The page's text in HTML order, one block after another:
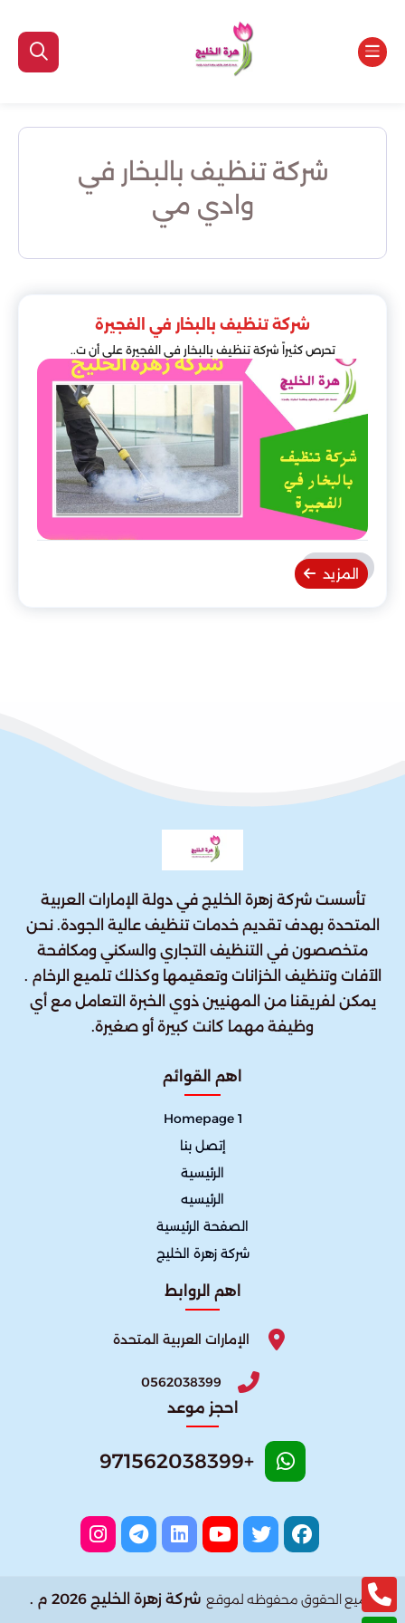
شركة تنظيف بالبخار في
وادي مي
شركة تنظيف بالبخار في الفجيرة
تحرص كثيراً شركة تنظيف بالبخار في الفجيرة على أن ت..
المزيد
تأسست شركة زهرة الخليج في دولة الإمارات العربية
المتحدة بهدف تقديم خدمات تنظيف عالية الجودة. نحن
متخصصون في التنظيف التجاري والسكني ومكافحة
الآفات وتنظيف الخزانات وتعقيمها وكذلك تلميع الرخام .
يمكن لفريقنا من المهنيين ذوي الخبرة التعامل مع أي
وظيفة مهما كانت كبيرة أو صغيرة.
اهم القوائم
Homepage 1
إتصل بنا
الرئيسية
الرئيسيه
الصفحة الرئيسية
شركة زهرة الخليج
اهم الروابط
الإمارات العربية المتحدة
0562038399
احجز موعد
+971562038399
جميع الحقوق محفوظه لموقع شركة زهرة الخليج 2026 م .